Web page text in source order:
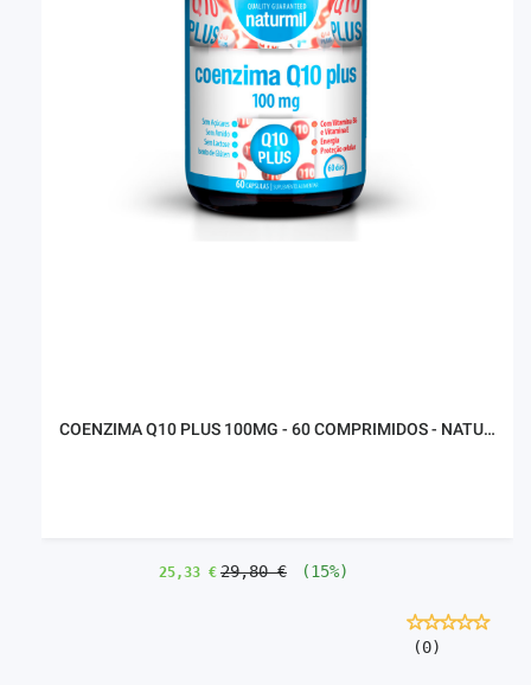
COENZIMA Q10 PLUS 100MG - 60 COMPRIMIDOS - NATURMIL
25,33 € 29,80 € (15%)
(0)